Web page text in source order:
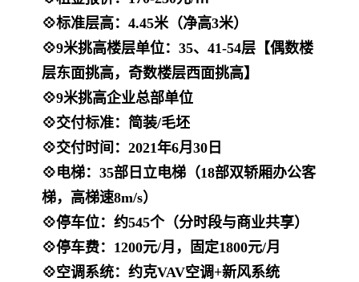
💠标准层高：4.45米（净高3米）
💠9米挑高楼层单位：35、41-54层【偶数楼
层东面挑高，奇数楼层西面挑高】
💠9米挑高企业总部单位
💠交付标准：简装/毛坯
💠交付时间：2021年6月30日
💠电梯：35部日立电梯（18部双轿厢办公客
梯，高梯速8m/s）
💠停车位：约545个（分时段与商业共享）
💠停车费：1200元/月，固定1800元/月
💠空调系统：约克VAV空调+新风系统